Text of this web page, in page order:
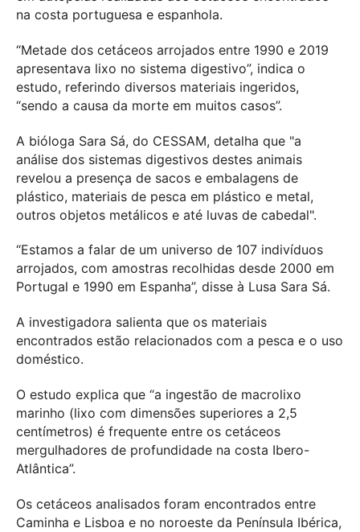
na costa portuguesa e espanhola.
“Metade dos cetáceos arrojados entre 1990 e 2019
apresentava lixo no sistema digestivo”, indica o
estudo, referindo diversos materiais ingeridos,
“sendo a causa da morte em muitos casos”.
A bióloga Sara Sá, do CESSAM, detalha que "a
análise dos sistemas digestivos destes animais
revelou a presença de sacos e embalagens de
plástico, materiais de pesca em plástico e metal,
outros objetos metálicos e até luvas de cabedal".
“Estamos a falar de um universo de 107 indivíduos
arrojados, com amostras recolhidas desde 2000 em
Portugal e 1990 em Espanha”, disse à Lusa Sara Sá.
A investigadora salienta que os materiais
encontrados estão relacionados com a pesca e o uso
doméstico.
O estudo explica que “a ingestão de macrolixo
marinho (lixo com dimensões superiores a 2,5
centímetros) é frequente entre os cetáceos
mergulhadores de profundidade na costa Ibero-
Atlântica”.
Os cetáceos analisados foram encontrados entre
Caminha e Lisboa e no noroeste da Península Ibérica,